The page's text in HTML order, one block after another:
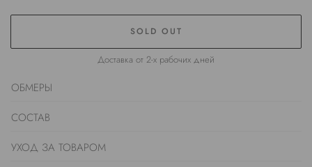
SOLD OUT
Доставка от 2-х рабочих дней
ОБМЕРЫ
СОСТАВ
УХОД ЗА ТОВАРОМ